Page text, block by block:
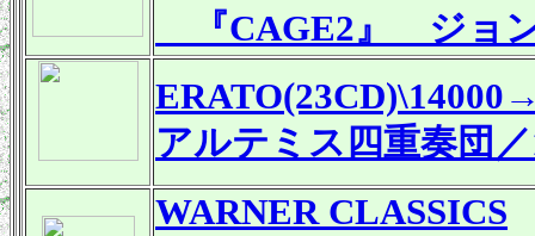
『CAGE2』 ジョ
アルテミス四重奏団
WARNER CLASSICS